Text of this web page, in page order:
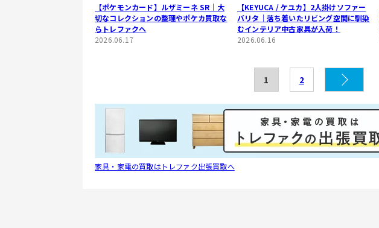
【ポケモンカード】ルザミーネ SR｜大
切なコレクションの整理やポケカ買取な
らトレファクへ
2026.06.17
【KEYUCA / ケユカ】2人掛けソファー
バリタ｜落ち着いたリビング空間に馴染
むインテリア中古家具が入荷！
2026.06.16
1 2
家具・家電の買取はトレファク出張買取へ